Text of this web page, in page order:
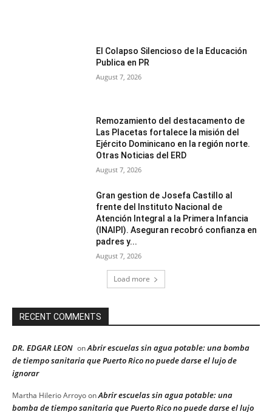
El Colapso Silencioso de la Educación
Publica en PR
August 7, 2026
Remozamiento del destacamento de
Las Placetas fortalece la misión del
Ejército Dominicano en la región norte.
Otras Noticias del ERD
August 7, 2026
Gran gestion de Josefa Castillo al
frente del Instituto Nacional de
Atención Integral a la Primera Infancia
(INAIPI). Aseguran recobró confianza en
padres y...
August 7, 2026
Load more
RECENT COMMENTS
DR. EDGAR LEON onAbrir escuelas sin agua potable: una bomba
de tiempo sanitaria que Puerto Rico no puede darse el lujo de
ignorar
Martha Hilerio ArroyoonAbrir escuelas sin agua potable: una
bomba de tiempo sanitaria que Puerto Rico no puede darse el lujo